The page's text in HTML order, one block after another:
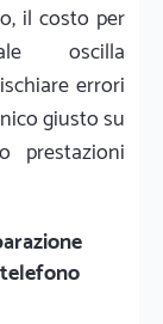
il costo per
oscilla
errori
giusto su
prestazioni